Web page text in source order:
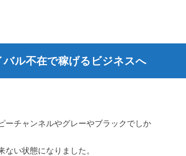
ル不在で稼げるビジネスへ
ーチャンネルやグレーやブラックでしか
い状態になりました。